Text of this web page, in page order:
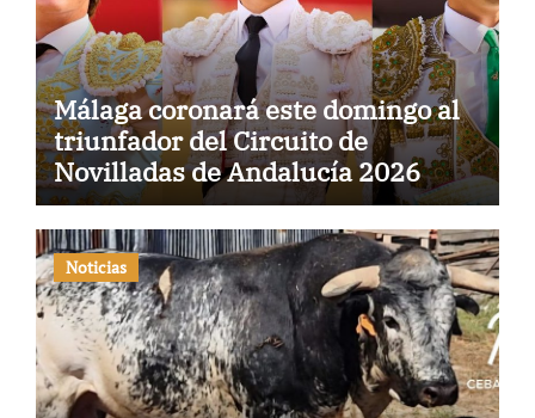
Málaga coronará este domingo al
triunfador del Circuito de
Novilladas de Andalucía 2026
Noticias